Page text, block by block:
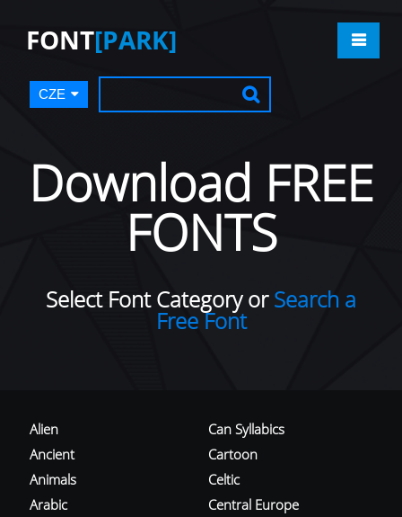
FONT[PARK]
CZE
Download FREE
FONTS
Select Font Category orSearch a
Free Font
Alien
Ancient
Animals
Arabic
Can Syllabics
Cartoon
Celtic
Central Europe